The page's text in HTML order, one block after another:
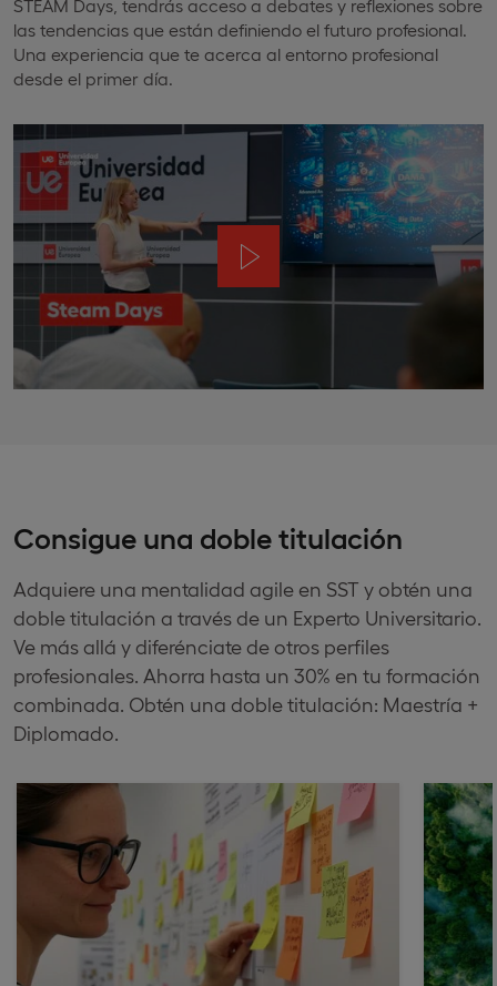
STEAM Days, tendrás acceso a debates y reflexiones sobre
las tendencias que están definiendo el futuro profesional.
Una experiencia que te acerca al entorno profesional
desde el primer día.
Consigue una doble titulación
Adquiere una mentalidad agile en SST y obtén una
doble titulación a través de un Experto Universitario.
Ve más allá y diferénciate de otros perfiles
profesionales. Ahorra hasta un 30% en tu formación
combinada. Obtén una doble titulación: Maestría +
Diplomado.